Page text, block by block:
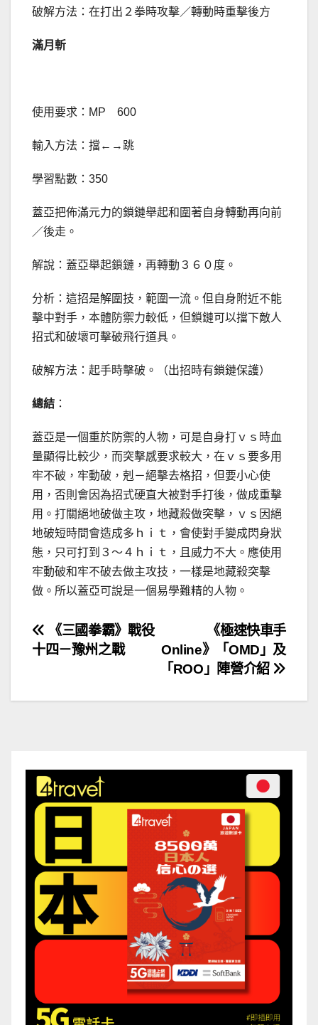
破解方法：在打出２拳時攻擊／轉動時重擊後方
滿月斬
使用要求：MP 600
輸入方法：擋←→跳
學習點數：350
蓋亞把佈滿元力的鎖鏈舉起和圍著自身轉動再向前
／後走。
解說：蓋亞舉起鎖鏈，再轉動３６０度。
分析：這招是解圍技，範圍一流。但自身附近不能
擊中對手，本體防禦力較低，但鎖鏈可以擋下敵人
招式和破壞可擊破飛行道具。
破解方法：起手時擊破。（出招時有鎖鏈保護）
總結 ：
蓋亞是一個重於防禦的人物，可是自身打ｖｓ時血
量顯得比較少，而突擊感要求較大，在ｖｓ要多用
牢不破，牢動破，剋－絕擊去格招，但要小心使
用，否則會因為招式硬直大被對手打後，做成重擊
用。打關絕地破做主攻，地藏殺做突擊，ｖｓ因絕
地破短時間會造成多ｈｉｔ，會使對手變成閃身狀
態，只可打到３～４ｈｉｔ，且威力不大。應使用
牢動破和牢不破去做主攻技，一樣是地藏殺突擊
做。所以蓋亞可說是一個易學難精的人物。
文
章
導
《極速快車手
Online》「OMD」及
「ROO」陣營介紹
《三國拳霸》戰役
十四－豫州之戰